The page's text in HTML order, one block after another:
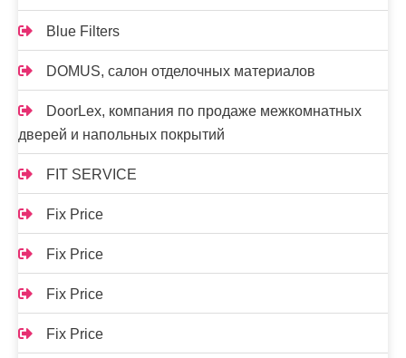
Blue Filters
DOMUS, салон отделочных материалов
DoorLex, компания по продаже межкомнатных
дверей и напольных покрытий
FIT SERVICE
Fix Price
Fix Price
Fix Price
Fix Price